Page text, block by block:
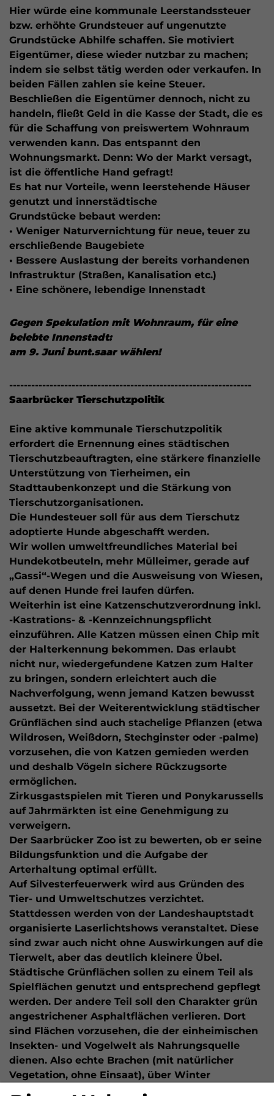
Hier würde eine kommunale Leerstandssteuer
bzw. erhöhte Grundsteuer auf ungenutzte
Grundstücke Abhilfe schaffen. Sie motiviert
Eigentümer, diese wieder nutzbar zu machen;
indem sie selbst tätig werden oder verkaufen. In
beiden Fällen zahlen sie keine Steuer.
Beschließen die Eigentümer dennoch, nicht zu
handeln, fließt Geld in die Kasse der Stadt, die es
für die Schaffung von preiswertem Wohnraum
verwenden kann. Das entspannt den
Wohnungsmarkt. Denn: Wo der Markt versagt,
ist die öffentliche Hand gefragt!
Es hat nur Vorteile, wenn leerstehende Häuser
genutzt und innerstädtische
Grundstücke bebaut werden:
• Weniger Naturvernichtung für neue, teuer zu
erschließende Baugebiete
• Bessere Auslastung der bereits vorhandenen
Infrastruktur (Straßen, Kanalisation etc.)
• Eine schönere, lebendige Innenstadt
Gegen Spekulation mit Wohnraum, für eine
belebte Innenstadt:
am 9. Juni bunt.saar wählen!
------------------------------------------------------------------
Saarbrücker Tierschutzpolitik
Eine aktive kommunale Tierschutzpolitik
erfordert die Ernennung eines städtischen
Tierschutzbeauftragten, eine stärkere finanzielle
Unterstützung von Tierheimen, ein
Stadttaubenkonzept und die Stärkung von
Tierschutzorganisationen.
Die Hundesteuer soll für aus dem Tierschutz
adoptierte Hunde abgeschafft werden.
Wir wollen umweltfreundliches Material bei
Hundekotbeuteln, mehr Mülleimer, gerade auf
„Gassi“-Wegen und die Ausweisung von Wiesen,
auf denen Hunde frei laufen dürfen.
Weiterhin ist eine Katzenschutzverordnung inkl.
-Kastrations- & -Kennzeichnungspflicht
einzuführen. Alle Katzen müssen einen Chip mit
der Halterkennung bekommen. Das erlaubt
nicht nur, wiedergefundene Katzen zum Halter
zu bringen, sondern erleichtert auch die
Nachverfolgung, wenn jemand Katzen bewusst
aussetzt. Bei der Weiterentwicklung städtischer
Grünflächen sind auch stachelige Pflanzen (etwa
Wildrosen, Weißdorn, Stechginster oder -palme)
vorzusehen, die von Katzen gemieden werden
und deshalb Vögeln sichere Rückzugsorte
ermöglichen.
Zirkusgastspielen mit Tieren und Ponykarussells
auf Jahrmärkten ist eine Genehmigung zu
verweigern.
Der Saarbrücker Zoo ist zu bewerten, ob er seine
Bildungsfunktion und die Aufgabe der
Arterhaltung optimal erfüllt.
Auf Silvesterfeuerwerk wird aus Gründen des
Tier- und Umweltschutzes verzichtet.
Stattdessen werden von der Landeshauptstadt
organisierte Laserlichtshows veranstaltet. Diese
sind zwar auch nicht ohne Auswirkungen auf die
Tierwelt, aber das deutlich kleinere Übel.
Städtische Grünflächen sollen zu einem Teil als
Spielflächen genutzt und entsprechend gepflegt
werden. Der andere Teil soll den Charakter grün
angestrichener Asphaltflächen verlieren. Dort
sind Flächen vorzusehen, die der einheimischen
Insekten- und Vogelwelt als Nahrungsquelle
dienen. Also echte Brachen (mit natürlicher
Vegetation, ohne Einsaat), über Winter